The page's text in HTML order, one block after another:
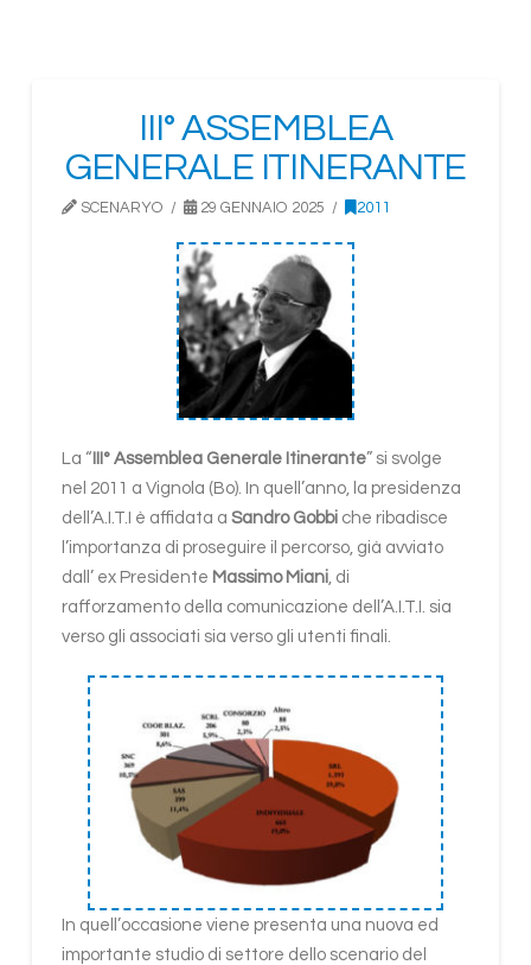
III° ASSEMBLEA
GENERALE ITINERANTE
SCENARYO 29 GENNAIO 2025 2011
La “ III° Assemblea Generale Itinerante” si svolge
nel 2011 a Vignola (Bo). In quell’anno, la presidenza
dell’A.I.T.I è affidata a Sandro Gobbiche ribadisce
l’importanza di proseguire il percorso, già avviato
dall’ ex Presidente Massimo Miani, di
rafforzamento della comunicazione dell’A.I.T.I. sia
verso gli associati sia verso gli utenti finali.
In quell’occasione viene presenta una nuova ed
importante studio di settore dello scenario del